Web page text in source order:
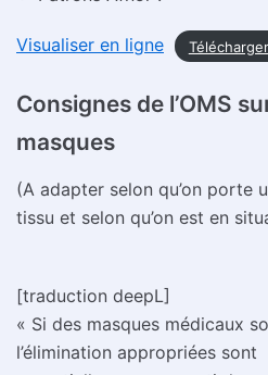
Visualiser en ligne Télécharger
Consignes de l’OMS
masques
(A adapter selon qu’on porte
tissu et selon qu’on est en
[traduction deepL]
« Si des masques médicaux
l’élimination appropriées sont